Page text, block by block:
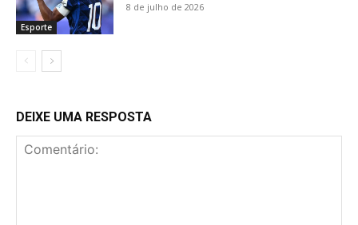
Esporte
8 de julho de 2026
DEIXE UMA RESPOSTA